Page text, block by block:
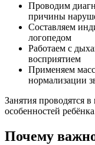
Проводим
причины
Составляем
логопедом
Работаем с
восприятием
Применяем
нормализации
Занятия проводятся
особенностей
Почему